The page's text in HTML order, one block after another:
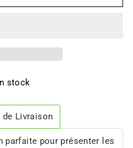
stock
Livraison
parfaite pour présenter les